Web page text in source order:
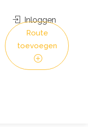
Inloggen
Route
toevoegen